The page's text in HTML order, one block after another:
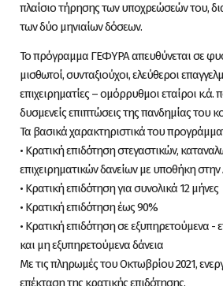
πλαίσιο τήρησης των υποχρεώσεών του,
των δύο μηνιαίων δόσεων.
Το πρόγραμμα ΓΕΦΥΡΑ απευθύνεται σε
μισθωτοί, συνταξιούχοι, ελεύθεροι
επιχειρηματίες – ομόρρυθμοι εταίροι κ.ά.
δυσμενείς επιπτώσεις της πανδημίας του
Τα βασικά χαρακτηριστικά του
• Κρατική επιδότηση στεγαστικών,
επιχειρηματικών δανείων με υποθήκη στην
• Κρατική επιδότηση για συνολικά 12 μήνες
• Κρατική επιδότηση έως 90%
• Κρατική επιδότηση σε εξυπηρετούμενα -
και μη εξυπηρετούμενα δάνεια
Με τις πληρωμές του Οκτωβρίου 2021,
επέκταση της κρατικής επιδότησης.